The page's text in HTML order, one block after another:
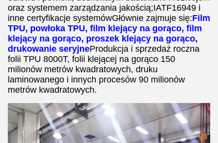
oraz systemem zarządzania jakością;IATF16949 i
inne certyfikacje systemówGłównie zajmuje się:Film
TPU, powłoka TPU, film klejący na gorąco, film
klejący na gorąco, proszek klejący na gorąco,
drukowanie seryjneProdukcja i sprzedaż roczna
folii TPU 8000T, folii klejącej na gorąco 150
milionów metrów kwadratowych, druku
laminowanego i innych procesów 90 milionów
metrów kwadratowych.